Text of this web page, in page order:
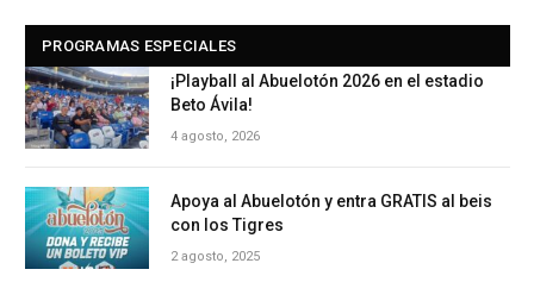
PROGRAMAS ESPECIALES
¡Playball al Abuelotón 2026 en el estadio
Beto Ávila!
4 agosto, 2026
Apoya al Abuelotón y entra GRATIS al beis
con los Tigres
2 agosto, 2025